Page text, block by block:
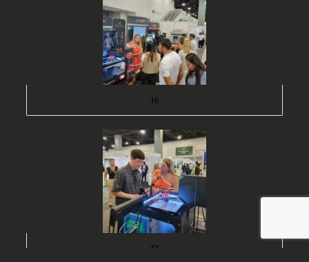
16
17